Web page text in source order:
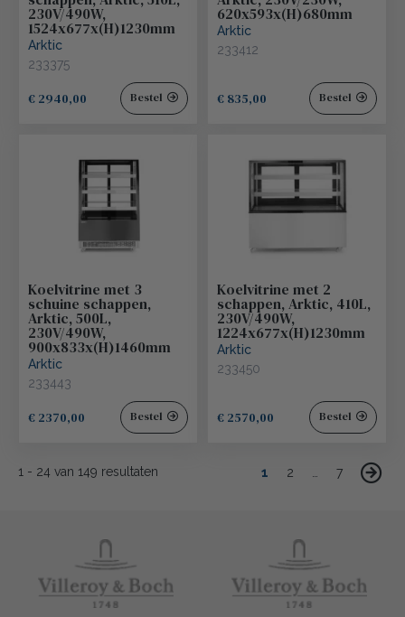
230V/490W,
1524x677x(H)1230mm
Arktic
233375
€ 2940,00 Bestel
620x593x(H)680mm
Arktic
233412
€ 835,00 Bestel
Koelvitrine met 3
schuine schappen,
Arktic, 500L,
230V/490W,
900x833x(H)1460mm
Arktic
233443
€ 2370,00 Bestel
Koelvitrine met 2
schappen, Arktic, 410L,
230V/490W,
1224x677x(H)1230mm
Arktic
233450
€ 2570,00 Bestel
1 - 24 van 149 resultaten 1 2 7